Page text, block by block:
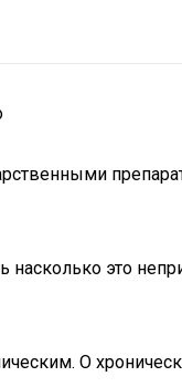
насколько это
О